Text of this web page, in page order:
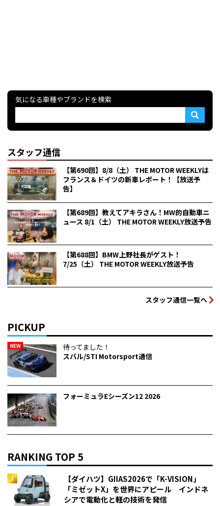
気になる車種やブランドを検索
スタッフ通信
【第690回】8/8（土） THE MOTOR WEEKLYは
フランス＆ドイツの新車レポート！【放送予
告】
【第689回】教えてアキラさん！MW的自動車ニ
ュース 8/1（土） THE MOTOR WEEKLY放送予告
【第688回】BMW上野社長がゲスト！
7/25（土） THE MOTOR WEEKLY放送予告
スタッフ通信一覧へ
PICKUP
NEW
待ってました！
スバル/STI Motorsport通信
フォーミュラEシーズン12 2026
RANKING TOP 5
【ダイハツ】GIIAS2026で「K-VISION」
「ミゼットX」を世界にアピール インドネ
シアで電動化と軽の技術を発信